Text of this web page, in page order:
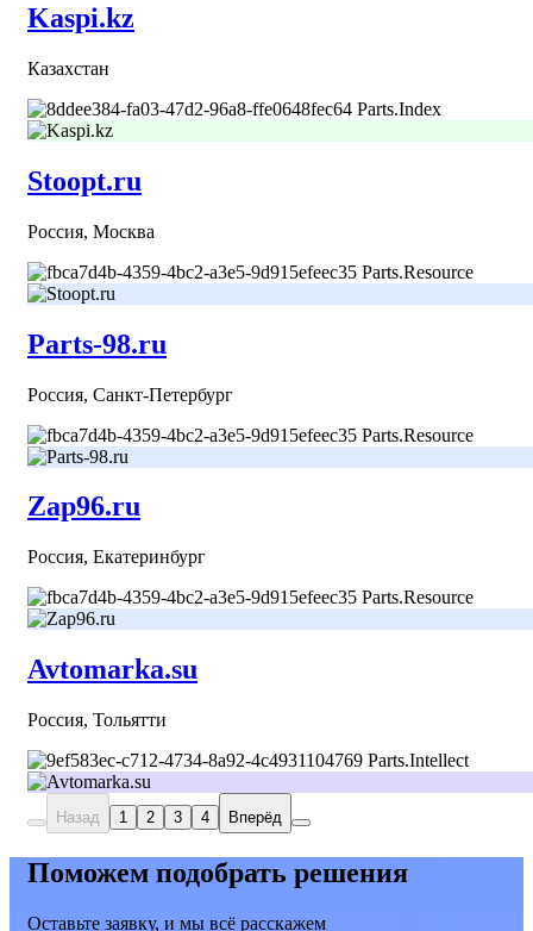
Kaspi.kz
Казахстан
Parts.Index
Stoopt.ru
Россия, Москва
Parts.Resource
Parts-98.ru
Россия, Санкт-Петербург
Parts.Resource
Zap96.ru
Россия, Екатеринбург
Parts.Resource
Avtomarka.su
Россия, Тольятти
Parts.Intellect
Назад 1 2 3 4 Вперёд
Поможем подобрать решения
Оставьте заявку, и мы всё расскажем